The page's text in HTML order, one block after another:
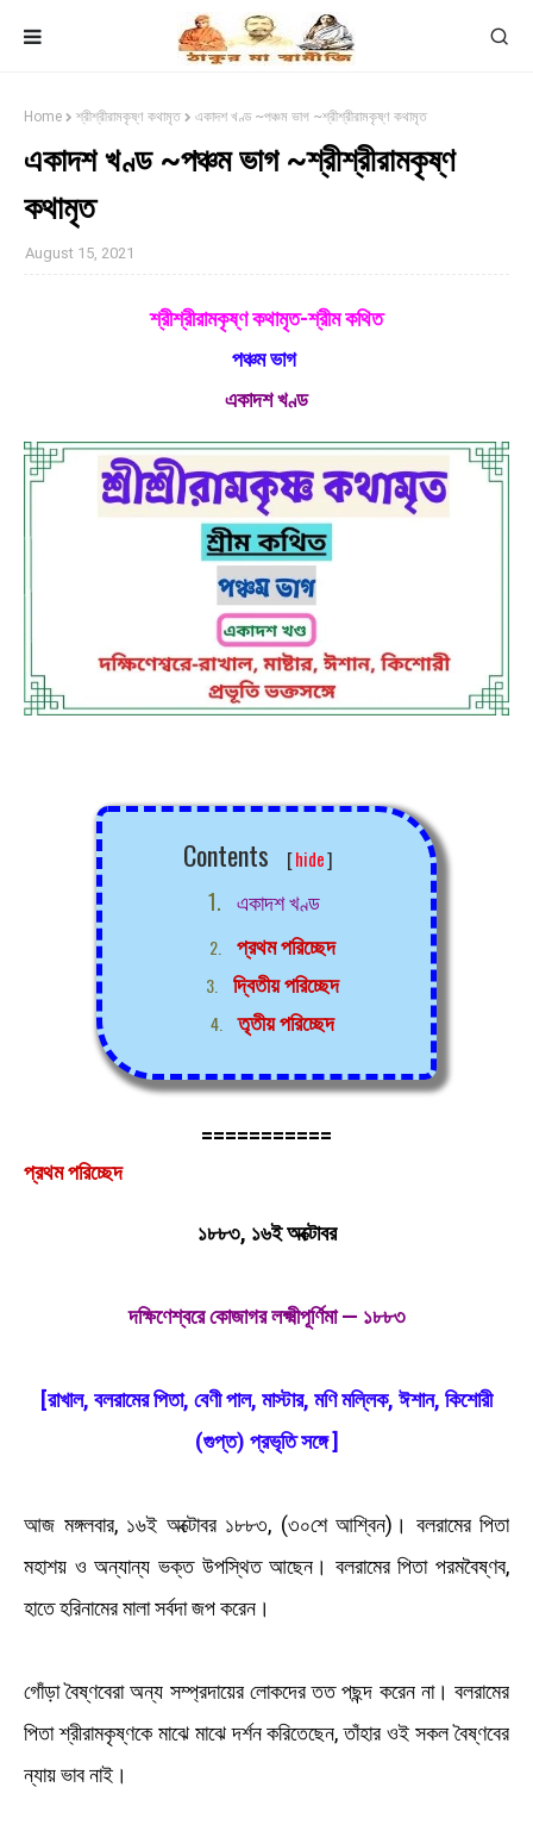
Home শ্রীশ্রীরামকৃষ্ণ কথামৃত একাদশ খণ্ড ~পঞ্চম ভাগ ~শ্রীশ্রীরামকৃষ্ণ কথামৃত
একাদশ খণ্ড ~পঞ্চম ভাগ ~শ্রীশ্রীরামকৃষ্ণ
কথামৃত
August 15, 2021
শ্রীশ্রীরামকৃষ্ণ কথামৃত-শ্রীম কথিত
পঞ্চম ভাগ
একাদশ খণ্ড
Contents [hide]
একাদশ খণ্ড
প্রথম পরিচ্ছেদ
দ্বিতীয় পরিচ্ছেদ
তৃতীয় পরিচ্ছেদ
===========
প্রথম পরিচ্ছেদ
১৮৮৩, ১৬ই অক্টোবর
দক্ষিণেশ্বরে কোজাগর লক্ষ্মীপূর্ণিমা — ১৮৮৩
[রাখাল, বলরামের পিতা, বেণী পাল, মাস্টার, মণি মল্লিক, ঈশান, কিশোরী
(গুপ্ত) প্রভৃতি সঙ্গে ]
আজ মঙ্গলবার, ১৬ই অক্টোবর ১৮৮৩, (৩০শে আশ্বিন)। বলরামের পিতা
মহাশয় ও অন্যান্য ভক্ত উপস্থিত আছেন। বলরামের পিতা পরমবৈষ্ণব,
হাতে হরিনামের মালা সর্বদা জপ করেন।
গোঁড়া বৈষ্ণবেরা অন্য সম্প্রদায়ের লোকদের তত পছন্দ করেন না। বলরামের
পিতা শ্রীরামকৃষ্ণকে মাঝে মাঝে দর্শন করিতেছেন, তাঁহার ওই সকল বৈষ্ণবের
ন্যায় ভাব নাই।